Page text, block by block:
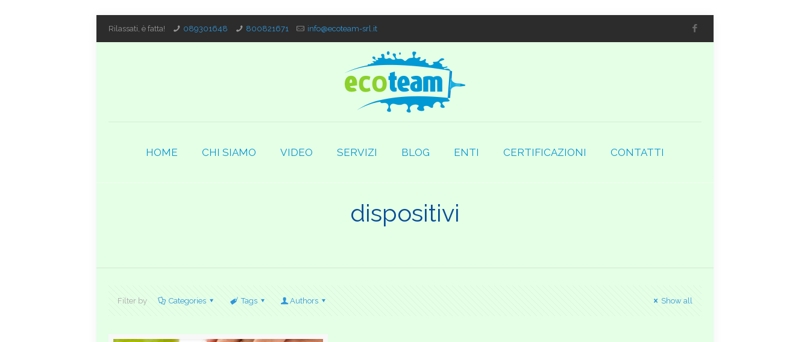
Rilassati, è fatta! 089301648 800821671 info@ecoteam-srl.it
HOME CHI SIAMO VIDEO SERVIZI BLOG ENTI CERTIFICAZIONI CONTATTI
dispositivi
Filter by Categories Tags Authors Show all